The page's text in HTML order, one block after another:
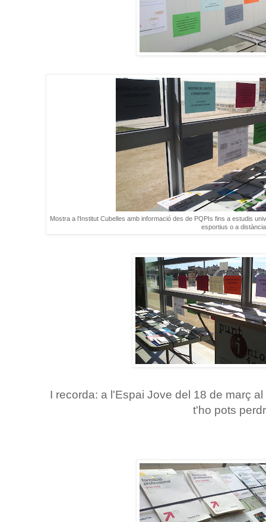
Mostra a l'Institut Cubelles amb informació des de PQPIs fins a estudis
esportius o a
I recorda: a l'Espai Jove del 18 de març
t'ho pots